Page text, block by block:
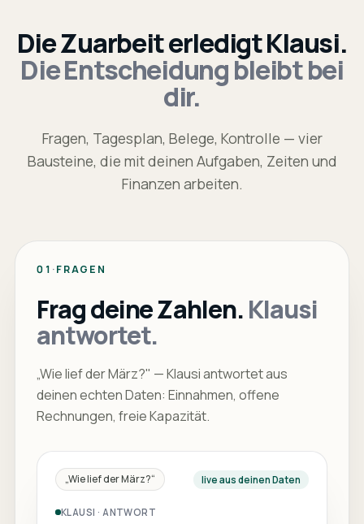
Die Zuarbeit erledigt Klausi.
Die Entscheidung bleibt bei
dir.
Fragen, Tagesplan, Belege, Kontrolle — vier
Bausteine, die mit deinen Aufgaben, Zeiten und
Finanzen arbeiten.
01 ·FRAGEN
Frag deine Zahlen.Klausi
antwortet.
„Wie lief der März?" — Klausi antwortet aus
deinen echten Daten: Einnahmen, offene
Rechnungen, freie Kapazität.
„Wie lief der März?“ live aus deinen Daten
KLAUSI · ANTWORT